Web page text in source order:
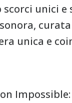
unici e
unica e